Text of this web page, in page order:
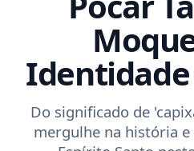
Do significado de
mergulhe na história